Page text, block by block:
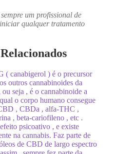
um profissional de
qualquer tratamento